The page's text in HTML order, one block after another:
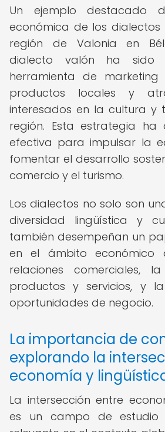
Un ejemplo destacado
económica de los
región de Valonia en
dialecto valón ha sido
herramienta de
productos locales y
interesados en la cultura y
región. Esta estrategia ha
efectiva para impulsar la
fomentar el desarrollo
comercio y el turismo.
Los dialectos no solo son
diversidad lingüística y
también desempeñan un
en el ámbito económico
relaciones comerciales,
productos y servicios, y
oportunidades de negocio.
La importancia de
explorando la
economía y
La intersección entre
es un campo de